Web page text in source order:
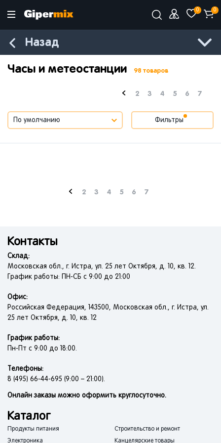
0 0
Назад
Часы и метеостанции 98 товаров
2 3 4 5 6 7
Фильтры
2 3 4 5 6 7
Контакты
Склад:
Московская обл., г. Истра, ул. 25 лет Октября, д. 10, кв. 12.
График работы: ПН-СБ с 9:00 до 21:00
Офис:
Российская Федерация, 143500, Московская обл., г. Истра, ул.
25 лет Октября, д. 10, кв. 12
График работы:
Пн-Пт с 9:00 до 18:00.
Телефоны:
8 (495) 66-44-695 (9:00 – 21:00).
Онлайн заказы можно оформить круглосуточно.
Каталог
Продукты питания
Строительство и ремонт
Электроника
Канцелярские товары